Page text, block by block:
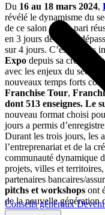
Conseils généraux
Du 16 au 18 mars 2024,
révélé le dynamisme du
de ce salon est un pari
en 3 jours de salon,
sur 4 jours. C’est la plus
Expo depuis sa création,
avec les enjeux du
nouveaux temps forts
Franchise Tour,
dont 513 enseignes. Le
nouveau format choisi
jours a permis
Durant les trois jours, les
l’entreprenariat et de la
communauté dynamique
projets, villes et
partenaires bancaires/
pitchs et workshops ont
de la nouvelle génération